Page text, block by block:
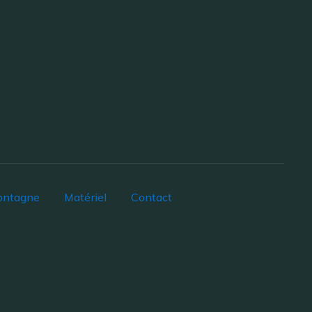
Matériel
Contact